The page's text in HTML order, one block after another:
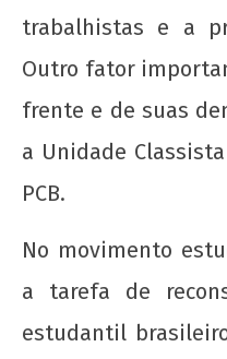
trabalhistas e a
Outro fator
frente e de suas
a Unidade
PCB.
No movimento
a tarefa de
estudantil